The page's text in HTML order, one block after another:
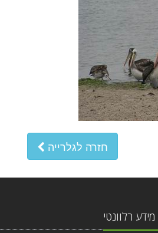
חזרה לגלרייה
מידע רלוונטי